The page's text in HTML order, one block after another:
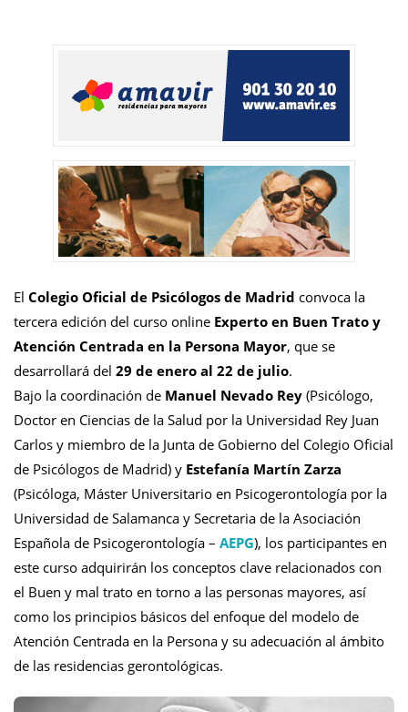
El Colegio Oficial de Psicólogos de Madrid convoca la
tercera edición del curso online Experto en Buen Trato y
Atención Centrada en la Persona Mayor, que se
desarrollará del 29 de enero al 22 de julio.
Bajo la coordinación de Manuel Nevado Rey (Psicólogo,
Doctor en Ciencias de la Salud por la Universidad Rey Juan
Carlos y miembro de la Junta de Gobierno del Colegio Oficial
de Psicólogos de Madrid) y Estefanía Martín Zarza
(Psicóloga, Máster Universitario en Psicogerontología por la
Universidad de Salamanca y Secretaria de la Asociación
Española de Psicogerontología – AEPG), los participantes en
este curso adquirirán los conceptos clave relacionados con
el Buen y mal trato en torno a las personas mayores, así
como los principios básicos del enfoque del modelo de
Atención Centrada en la Persona y su adecuación al ámbito
de las residencias gerontológicas.